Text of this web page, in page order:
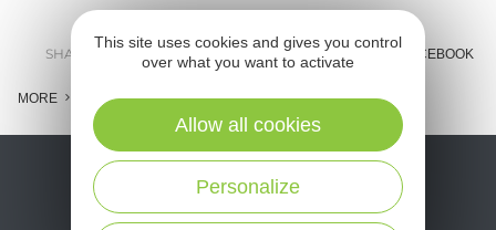
SHARE : E-MAIL MESSENGER FACEBOOK
MORE
This site uses cookies and gives you control
over what you want to activate
Personalize
Allow all cookies